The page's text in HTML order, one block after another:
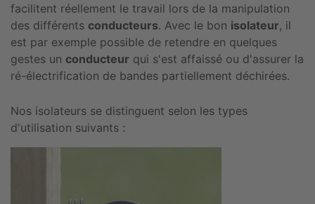
facilitent réellement le travail lors de la manipulation
des différents conducteurs. Avec le bon isolateur, il
est par exemple possible de retendre en quelques
gestes un conducteur qui s'est affaissé ou d'assurer la
ré-électrification de bandes partiellement déchirées.
Nos isolateurs se distinguent selon les types
d'utilisation suivants :